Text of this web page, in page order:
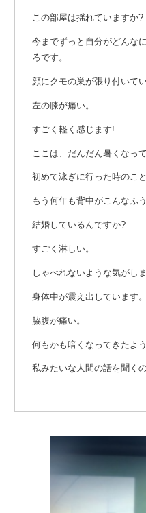
この部屋は揺れていますか?
今までずっと自分がどんな
ろです。
顔にクモの巣が張り付いて
左の膝が痛い。
すごく軽く感じます!
ここは、だんだん暑くなっ
初めて泳ぎに行った時のこ
もう何年も背中がこんなふ
結婚しているんですか?
すごく淋しい。
しゃべれないような気がしま
身体中が震え出しています。
脇腹が痛い。
何もかも暗くなってきたよ
私みたいな人間の話を聞く